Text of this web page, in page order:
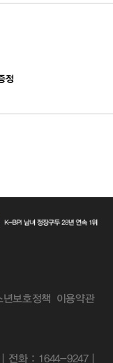
정
년보호정책 이용약관
전화 : 1644-9247 |